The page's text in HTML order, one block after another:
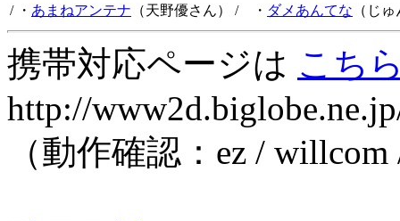
/ ・ あまねアンテナ （天野優さん） / ・ ダメあんてな （じ
携帯対応ページは こち
http://
（動作確認：ez /